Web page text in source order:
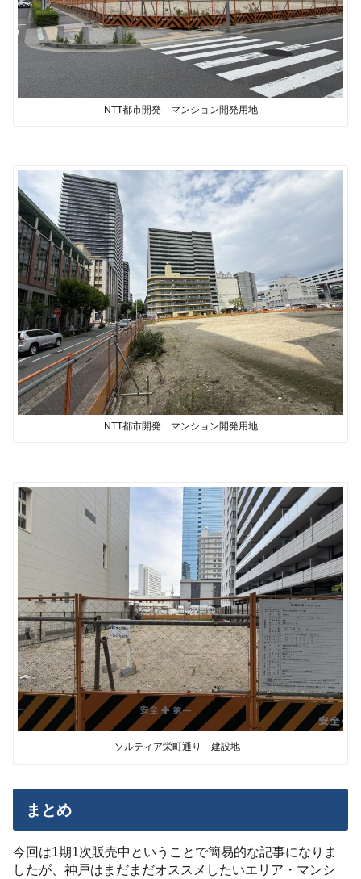
NTT都市開発 マンション開発用地
NTT都市開発 マンション開発用地
ソルティア栄町通り 建設地
まとめ
今回は1期1次販売中ということで簡易的な記事になりま
したが、神戸はまだまだオススメしたいエリア・マンシ